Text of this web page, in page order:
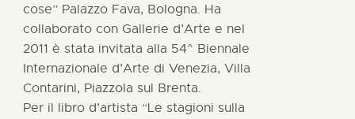
cose” Palazzo Fava, Bologna. Ha
collaborato con Gallerie d’Arte e nel
2011 è stata invitata alla 54^ Biennale
Internazionale d’Arte di Venezia, Villa
Contarini, Piazzola sul Brenta.
Per il libro d’artista “Le stagioni sulla